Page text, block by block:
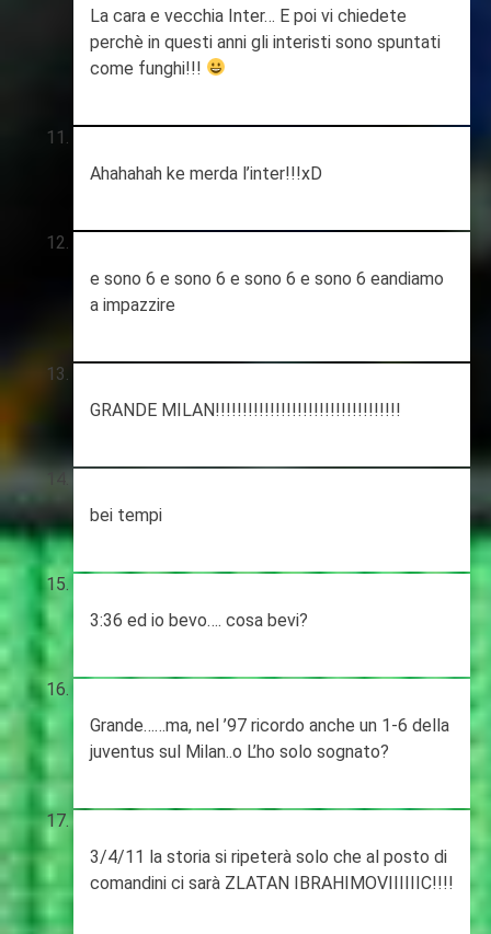
La cara e vecchia Inter… E poi vi chiedete
perchè in questi anni gli interisti sono spuntati
come funghi!!!
Ahahahah ke merda l’inter!!!xD
e sono 6 e sono 6 e sono 6 e sono 6 eandiamo
a impazzire
GRANDE MILAN!!!!!!!!!!!!!!!!!!!!!!!!!!!!!!!!!!
bei tempi
3:36 ed io bevo…. cosa bevi?
Grande……ma, nel ’97 ricordo anche un 1-6 della
juventus sul Milan..o L’ho solo sognato?
3/4/11 la storia si ripeterà solo che al posto di
comandini ci sarà ZLATAN IBRAHIMOVIIIIIIC!!!!